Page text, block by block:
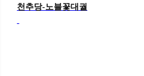
천추당-노블꽃대궐